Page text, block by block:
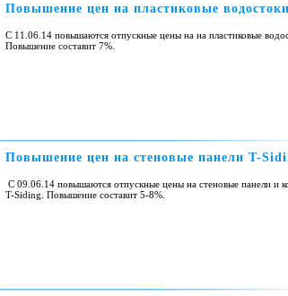
Повышение цен на пластиковые
С 11.06.14 повышаются отпускные цены на на пластиковые
Повышение составит 7%.
Повышение цен на стеновые панели T-
С 09.06.14 повышаются отпускные цены на стеновые панели и
T-Siding. Повышение составит 5-8%.